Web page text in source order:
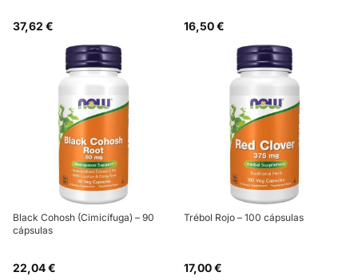
37,62 € 16,50 €
Black Cohosh (Cimicífuga) – 90
cápsulas
22,04 €
Trébol Rojo – 100 cápsulas
17,00 €